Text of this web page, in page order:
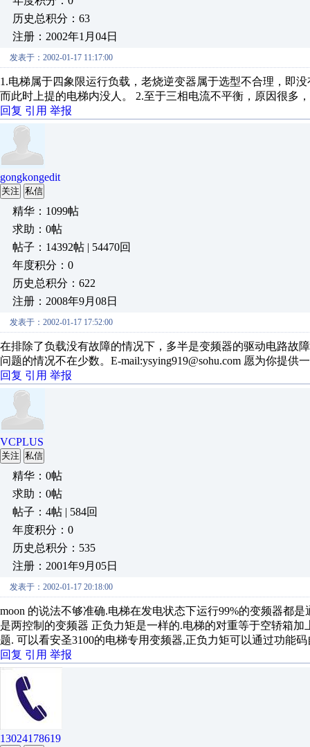
历史总积分：63
注册：2002年1月04日
发表于：2002-01-17 11:17:00
1.电梯属于四象限运行负载，老烧逆变器属于选型不合理，即
而此时上提的电梯内没人。 2.至于三相电流不平衡，原因很多
回复 引用 举报
gongkongedit
关注 私信
精华：1099帖
求助：0帖
帖子：14392帖 | 54470回
年度积分：0
历史总积分：622
注册：2008年9月08日
发表于：2002-01-17 17:52:00
在排除了负载没有故障的情况下，多半是变频器的驱动电路故
问题的情况不在少数。E-mail:ysying919@sohu.com 愿为你提供
回复 引用 举报
VCPLUS
关注 私信
精华：0帖
求助：0帖
帖子：4帖 | 584回
年度积分：0
历史总积分：535
注册：2001年9月05日
发表于：2002-01-17 20:18:00
moon 的说法不够准确.电梯在发电状态下运行99%的变频器都
是两控制的变频器 正负力矩是一样的.电梯的对重等于空轿箱
题. 可以看安圣3100的电梯专用变频器,正负力矩可以通过功能
回复 引用 举报
13024178619